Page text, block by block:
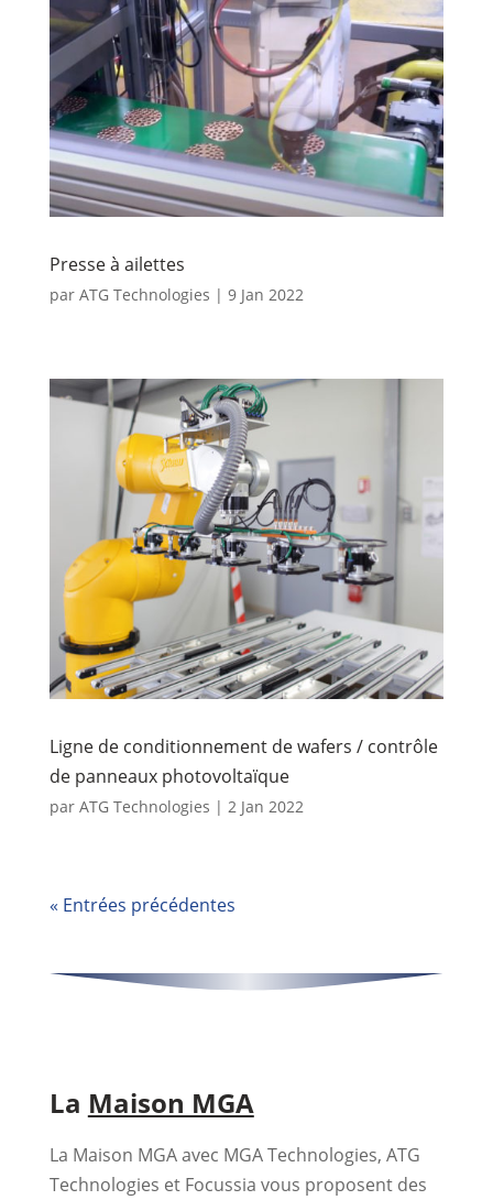
Presse à ailettes
par ATG Technologies | 9 Jan 2022
Ligne de conditionnement de wafers / contrôle
de panneaux photovoltaïque
par ATG Technologies | 2 Jan 2022
« Entrées précédentes
La Maison MGA
La Maison MGA avec MGA Technologies, ATG
Technologies et Focussia vous proposent des